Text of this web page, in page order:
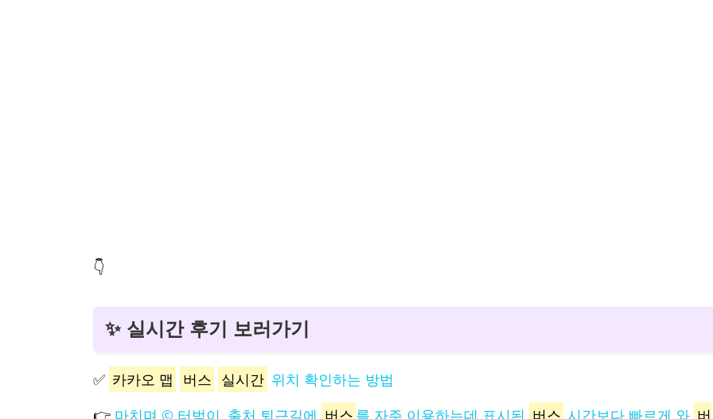
👇
✨ 실시간 후기 보러가기
✅ 카카오 맵 버스 실시간 위치 확인하는 방법
👉 마치며 © 터벅이, 출처 퇴근길에 버스 를 자주 이용하는데 표시된 버스 시간보다 빠르게 와 버